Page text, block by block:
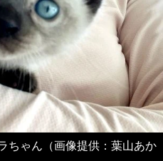
ちゃん（画像提供：葉山あか